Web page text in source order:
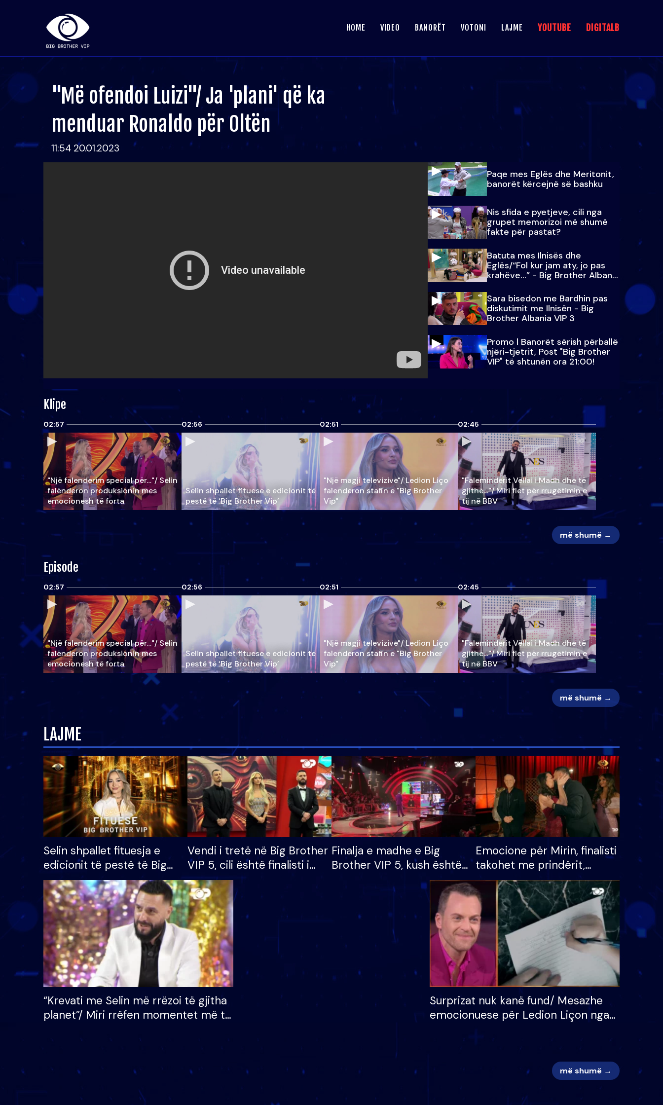
HOME VIDEO BANORËT VOTONI LAJME YOUTUBE DIGITALB
"Më ofendoi Luizi"/ Ja 'plani' që ka
menduar Ronaldo për Oltën
11:54 20.01.2023
Paqe mes Eglës dhe Meritonit,
banorët kërcejnë së bashku
Nis sfida e pyetjeve, cili nga
grupet memorizoi më shumë
fakte për pastat?
Batuta mes Ilnisës dhe
Eglës/“Fol kur jam aty, jo pas
krahëve…” - Big Brother Albania
VIP 3
Sara bisedon me Bardhin pas
diskutimit me Ilnisën - Big
Brother Albania VIP 3
Promo l Banorët sërish përballë
njëri-tjetrit, Post "Big Brother
VIP" të shtunën ora 21:00!
Klipe
02:57
"Një falenderim special për…"/ Selin
falënderon produksionin mes
emocionesh të forta
02:56
Selin shpallet fituese e edicionit të
pestë të ‘Big Brother Vip’
02:51
"Një magji televizive"/ Ledion Liço
falenderon stafin e "Big Brother
Vip"
02:45
"Faleminderit Vëllai i Madh dhe të
gjithë…"/ Miri flet për rrugëtimin e
tij në BBV
më shumë →
Episode
02:57
"Një falenderim special për…"/ Selin
falënderon produksionin mes
emocionesh të forta
02:56
Selin shpallet fituese e edicionit të
pestë të ‘Big Brother Vip’
02:51
"Një magji televizive"/ Ledion Liço
falenderon stafin e "Big Brother
Vip"
02:45
"Faleminderit Vëllai i Madh dhe të
gjithë…"/ Miri flet për rrugëtimin e
tij në BBV
më shumë →
LAJME
Selin shpallet fituesja e
edicionit të pestë të Big
Brother VIP, rrëmben
çmimin e madh prej 100
mijë eurosh
Vendi i tretë në Big Brother
VIP 5, cili është finalisti i
radhës që lë shtëpinë
Finalja e madhe e Big
Brother VIP 5, kush është
banori i parë që lë shtëpinë
dhe humb mundësinë për
të fituar çmimin e madh
Emocione për Mirin, finalisti
takohet me prindërit,
vajzën dhe bashkëshorten:
S’kemi ndonjë letër divorci
apo jo?
“Krevati me Selin më rrëzoi të gjitha
planet”/ Miri rrëfen momentet më të
mungojë zilja e mëngjesit kur…
Surprizat nuk kanë fund/ Mesazhe
emocionuese për Ledion Liçon nga
më shumë →